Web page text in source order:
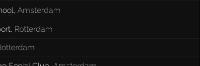
, Amsterdam
, Rotterdam